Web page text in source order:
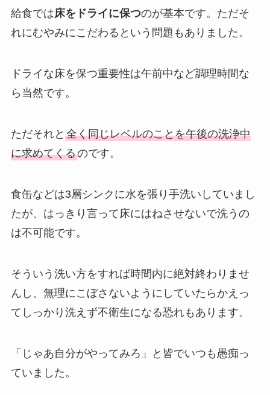
給食では床をドライに保つのが基本です。ただそ
れにむやみにこだわるという問題もありました。
ドライな床を保つ重要性は午前中など調理時間な
ら当然です。
ただそれと 全く同じレベルのことを午後の洗浄中
に求めてくるのです。
食缶などは3層シンクに水を張り手洗いしていまし
たが、はっきり言って床にはねさせないで洗うの
は不可能です。
そういう洗い方をすれば時間内に絶対終わりませ
んし、無理にこぼさないようにしていたらかえっ
てしっかり洗えず不衛生になる恐れもあります。
「じゃあ自分がやってみろ」と皆でいつも愚痴っ
ていました。